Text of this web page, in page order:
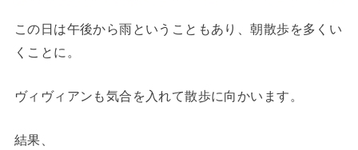
この日は午後から雨ということもあり、朝散歩を多くい
くことに。
ヴィヴィアンも気合を入れて散歩に向かいます。
結果、